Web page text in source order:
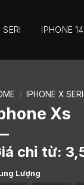
SERI IPHONE
/ IPHONE X SERI
Xs
chỉ từ:
Lượng